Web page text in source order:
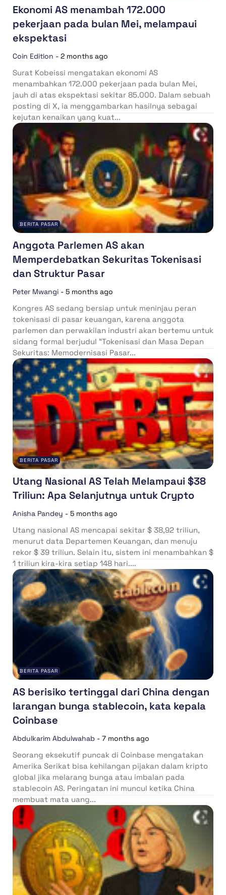
Ekonomi AS menambah 172.000
pekerjaan pada bulan Mei, melampaui
ekspektasi
Coin Edition - 2 months ago
Surat Kobeissi mengatakan ekonomi AS
menambahkan 172.000 pekerjaan pada bulan Mei,
jauh di atas ekspektasi sekitar 85.000. Dalam sebuah
posting di X, ia menggambarkan hasilnya sebagai
kejutan kenaikan yang kuat...
BERITA PASAR
Anggota Parlemen AS akan
Memperdebatkan Sekuritas Tokenisasi
dan Struktur Pasar
Peter Mwangi - 5 months ago
Kongres AS sedang bersiap untuk meninjau peran
tokenisasi di pasar keuangan, karena anggota
parlemen dan perwakilan industri akan bertemu untuk
sidang formal berjudul “Tokenisasi dan Masa Depan
Sekuritas: Memodernisasi Pasar...
BERITA PASAR
Utang Nasional AS Telah Melampaui $38
Triliun: Apa Selanjutnya untuk Crypto
Anisha Pandey - 5 months ago
Utang nasional AS mencapai sekitar $ 38,92 triliun,
menurut data Departemen Keuangan, dan menuju
rekor $ 39 triliun. Selain itu, sistem ini menambahkan $
1 triliun kira-kira setiap 148 hari....
BERITA PASAR
AS berisiko tertinggal dari China dengan
larangan bunga stablecoin, kata kepala
Coinbase
Abdulkarim Abdulwahab - 7 months ago
Seorang eksekutif puncak di Coinbase mengatakan
Amerika Serikat bisa kehilangan pijakan dalam kripto
global jika melarang bunga atau imbalan pada
stablecoin AS. Peringatan ini muncul ketika China
membuat mata uang...